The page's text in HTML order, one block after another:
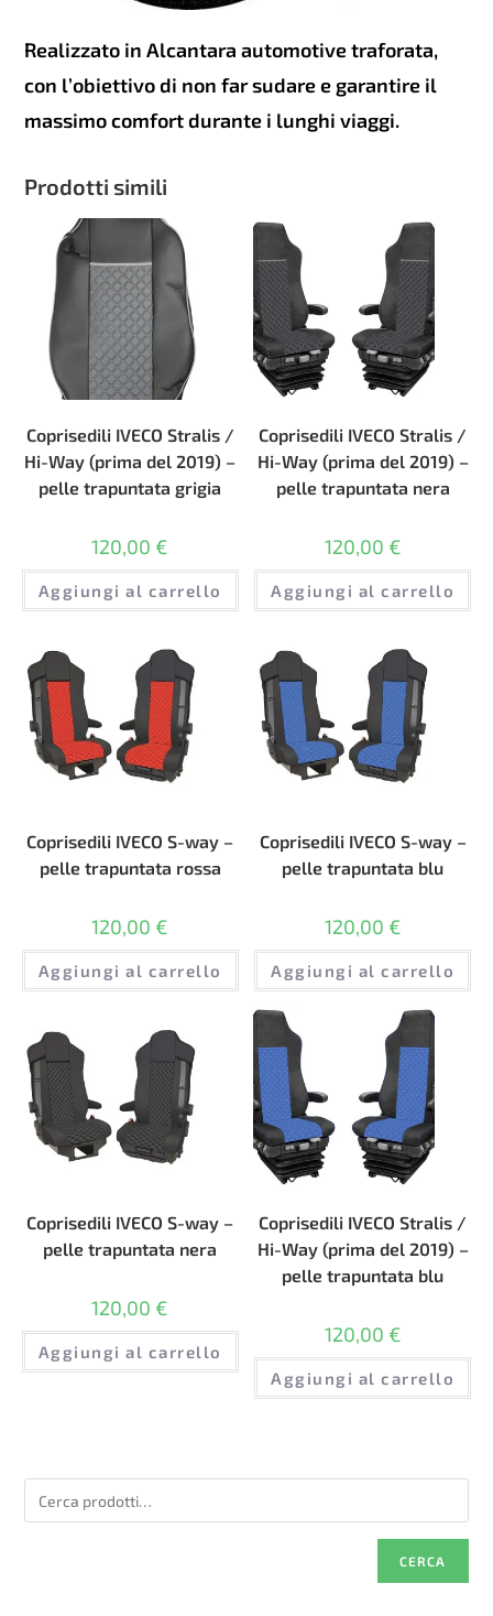
Realizzato in Alcantara automotive traforata,
con l’obiettivo di non far sudare e garantire il
massimo comfort durante i lunghi viaggi.
Prodotti simili
Coprisedili IVECO Stralis /
Hi-Way (prima del 2019) –
pelle trapuntata grigia
120,00 €
Aggiungi al carrello
Coprisedili IVECO Stralis /
Hi-Way (prima del 2019) –
pelle trapuntata nera
120,00 €
Aggiungi al carrello
Coprisedili IVECO S-way –
pelle trapuntata rossa
120,00 €
Aggiungi al carrello
Coprisedili IVECO S-way –
pelle trapuntata blu
120,00 €
Aggiungi al carrello
Coprisedili IVECO S-way –
pelle trapuntata nera
120,00 €
Aggiungi al carrello
Coprisedili IVECO Stralis /
Hi-Way (prima del 2019) –
pelle trapuntata blu
120,00 €
Aggiungi al carrello
CERCA